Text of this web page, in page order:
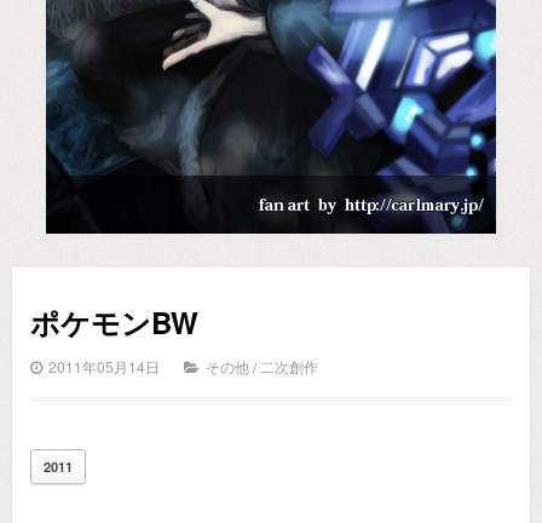
ポケモンBW
2011年05月14日 その他/ 二次創作
2011